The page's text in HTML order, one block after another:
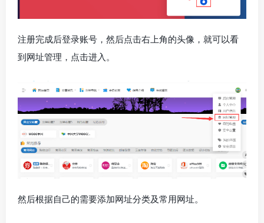
注册完成后登录账号，然后点击右上角的头像，就可以看
到网址管理，点击进入。
然后根据自己的需要添加网址分类及常用网址。